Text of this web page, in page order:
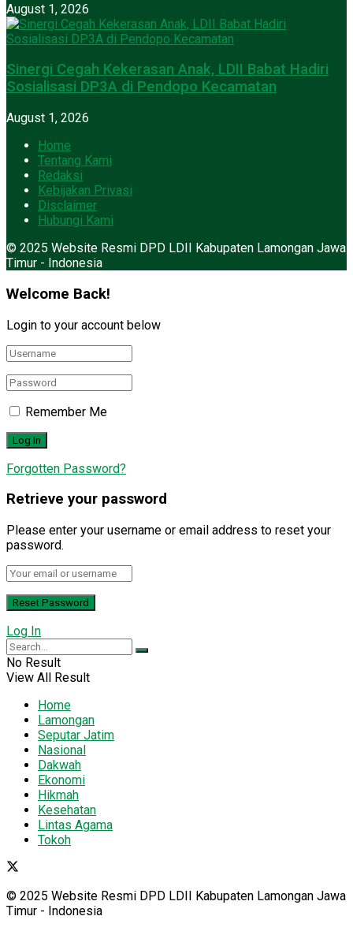
August 1, 2026
Sinergi Cegah Kekerasan Anak, LDII Babat Hadiri
Sosialisasi DP3A di Pendopo Kecamatan
August 1, 2026
Home
Tentang Kami
Redaksi
Kebijakan Privasi
Disclaimer
Hubungi Kami
© 2025 Website Resmi DPD LDII Kabupaten Lamongan Jawa
Timur - Indonesia
Welcome Back!
Login to your account below
Remember Me
Forgotten Password?
Retrieve your password
Please enter your username or email address to reset your
password.
Log In
No Result
View All Result
Home
Lamongan
Seputar Jatim
Nasional
Dakwah
Ekonomi
Hikmah
Kesehatan
Lintas Agama
Tokoh
© 2025 Website Resmi DPD LDII Kabupaten Lamongan Jawa
Timur - Indonesia